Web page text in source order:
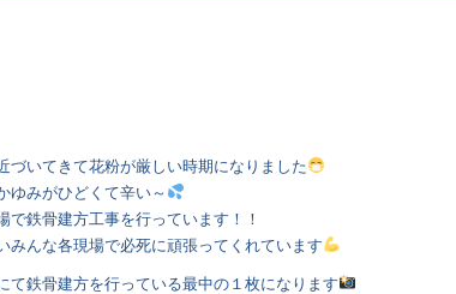
づいてきて花粉が厳しい時期になりました
ゆみがひどくて辛い～
で鉄骨建方工事を行っています！！
みんな各現場で必死に頑張ってくれています
て鉄骨建方を行っている最中の１枚になります